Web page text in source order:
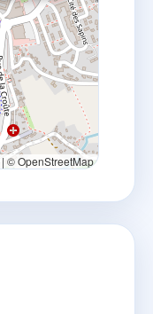
| © OpenStreetMap